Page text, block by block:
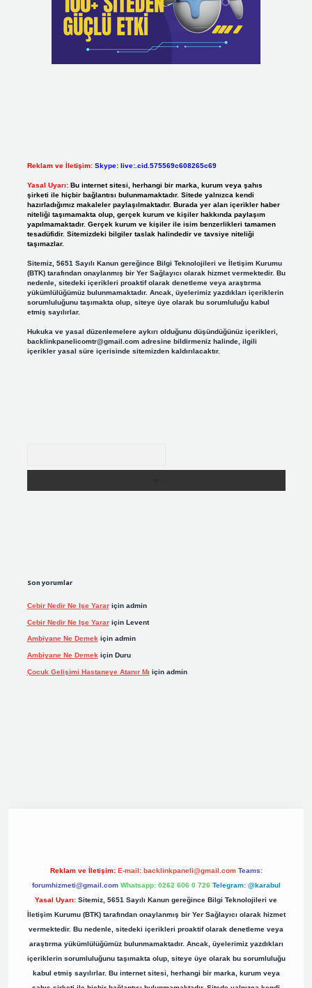
Reklam ve İletişim: Skype: live:.cid.575569c608265c69
Yasal Uyarı: Bu internet sitesi, herhangi bir marka, kurum veya şahıs
şirketi ile hiçbir bağlantısı bulunmamaktadır. Sitede yalnızca kendi
hazırladığımız makaleler paylaşılmaktadır. Burada yer alan içerikler haber
niteliği taşımamakta olup, gerçek kurum ve kişiler hakkında paylaşım
yapılmamaktadır. Gerçek kurum ve kişiler ile isim benzerlikleri tamamen
tesadüfidir. Sitemizdeki bilgiler taslak halindedir ve tavsiye niteliği
taşımazlar.
Sitemiz, 5651 Sayılı Kanun gereğince Bilgi Teknolojileri ve İletişim Kurumu
(BTK) tarafından onaylanmış bir Yer Sağlayıcı olarak hizmet vermektedir. Bu
nedenle, sitedeki içerikleri proaktif olarak denetleme veya araştırma
yükümlülüğümüz bulunmamaktadır. Ancak, üyelerimiz yazdıkları içeriklerin
sorumluluğunu taşımakta olup, siteye üye olarak bu sorumluluğu kabul
etmiş sayılırlar.
Hukuka ve yasal düzenlemelere aykırı olduğunu düşündüğünüz içerikleri,
backlinkpanelicomtr@gmail.comadresine bildirmeniz halinde, ilgili
içerikler yasal süre içerisinde sitemizden kaldırılacaktır.
Son yorumlar
Cebir Nedir Ne Işe Yarariçin admin
Cebir Nedir Ne Işe Yarariçin Levent
Ambiyane Ne Demekiçin admin
Ambiyane Ne Demek için Duru
Çocuk Gelişimi Hastaneye Atanır Mı için admin
Reklam ve İletişim: E-mail: backlinkpaneli@gmail.com Teams:
forumhizmeti@gmail.com Whatsapp: 0262 606 0 726 Telegram: @karabul
Yasal Uyarı: Sitemiz, 5651 Sayılı Kanun gereğince Bilgi Teknolojileri ve
İletişim Kurumu (BTK) tarafından onaylanmış bir Yer Sağlayıcı olarak hizmet
vermektedir. Bu nedenle, sitedeki içerikleri proaktif olarak denetleme veya
araştırma yükümlülüğümüz bulunmamaktadır. Ancak, üyelerimiz yazdıkları
içeriklerin sorumluluğunu taşımakta olup, siteye üye olarak bu sorumluluğu
kabul etmiş sayılırlar. Bu internet sitesi, herhangi bir marka, kurum veya